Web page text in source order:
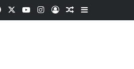
FacebookYouTubeInstagram
Kayıt OlRastgele Makale
Kenar